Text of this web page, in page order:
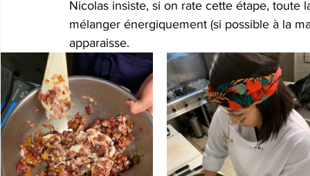
Nicolas insiste, si on rate cette étape,
mélanger énergiquement (si possible à la
apparaisse.